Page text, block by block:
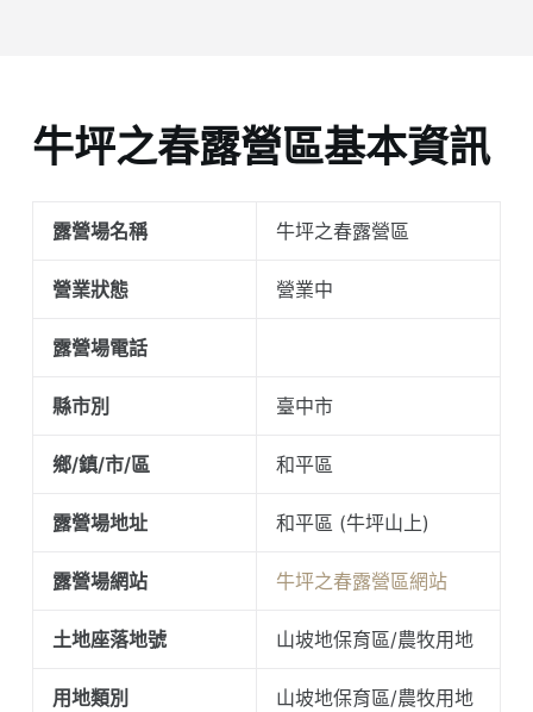
牛坪之春露營區基本資訊
露營場名稱 牛坪之春露營區
營業狀態 營業中
露營場電話
縣市別 臺中市
鄉/鎮/市/區 和平區
露營場地址 和平區 (牛坪山上)
露營場網站 牛坪之春露營區網站
土地座落地號 山坡地保育區/農牧用地
用地類別 山坡地保育區/農牧用地